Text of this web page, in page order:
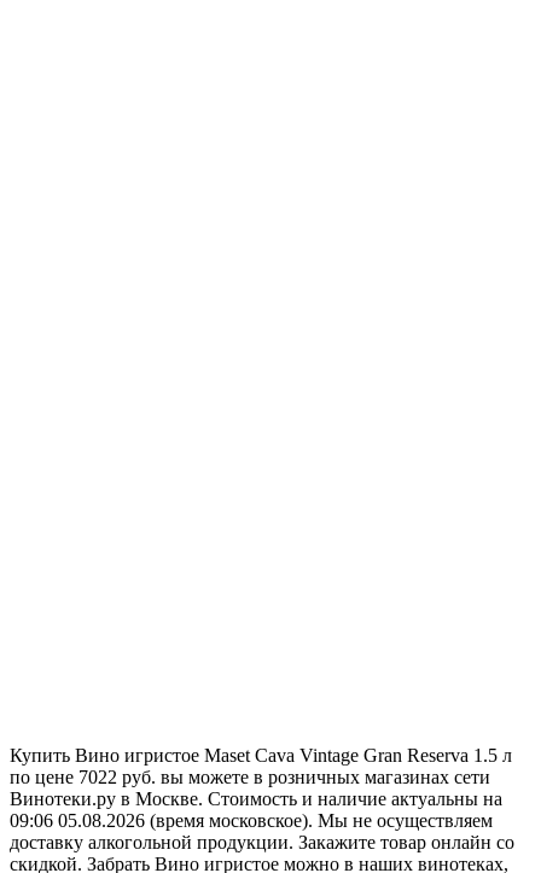
Купить Вино игристое Maset Cava Vintage Gran Reserva 1.5 л
по цене 7022 руб. вы можете в розничных магазинах сети
Винотеки.ру в Москве. Стоимость и наличие актуальны на
09:06 05.08.2026 (время московское). Мы не осуществляем
доставку алкогольной продукции. Закажите товар онлайн со
скидкой. Забрать Вино игристое можно в наших винотеках,